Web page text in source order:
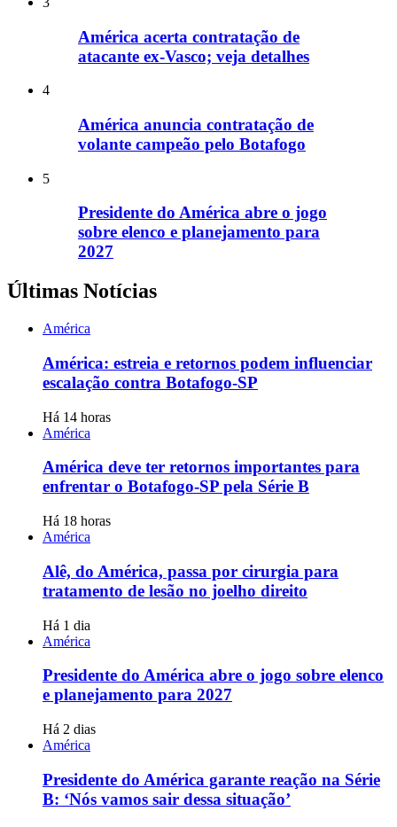
América acerta contratação de
atacante ex-Vasco; veja detalhes
4
América anuncia contratação de
volante campeão pelo Botafogo
5
Presidente do América abre o jogo
sobre elenco e planejamento para
2027
Últimas Notícias
América
América: estreia e retornos podem influenciar
escalação contra Botafogo-SP
Há 14 horas
América
América deve ter retornos importantes para
enfrentar o Botafogo-SP pela Série B
Há 18 horas
América
Alê, do América, passa por cirurgia para
tratamento de lesão no joelho direito
Há 1 dia
América
Presidente do América abre o jogo sobre elenco
e planejamento para 2027
Há 2 dias
América
Presidente do América garante reação na Série
B: ‘Nós vamos sair dessa situação’